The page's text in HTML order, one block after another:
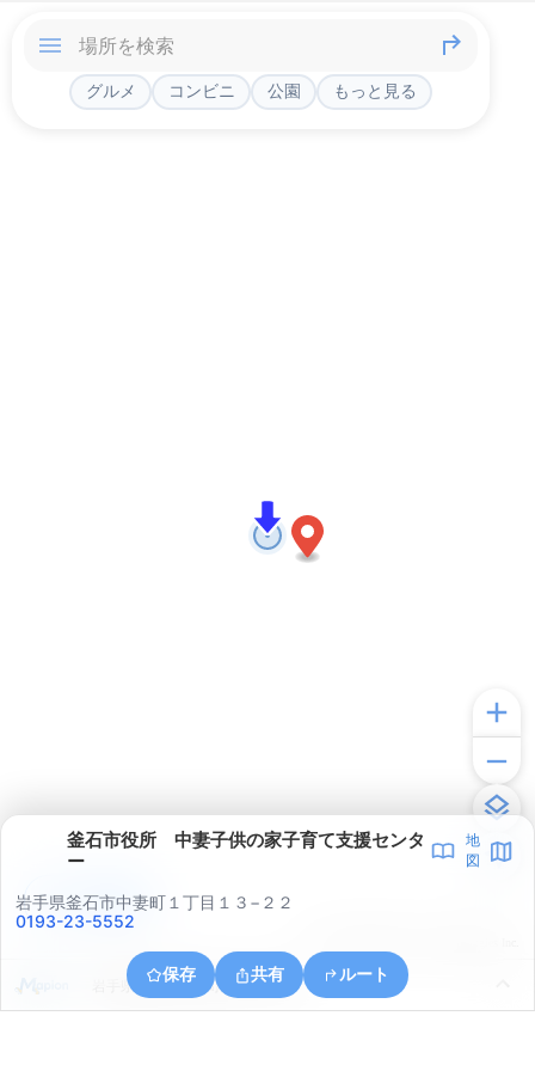
グルメ コンビニ 公園 もっと見る
釜石市役所 中妻子供の家子育て支援センタ
ー
地
図
岩手県釜石市中妻町１丁目１３−２２
0193-23-5552
保存 共有 ルート
岩手県釜石市甲子町第１４地割
アプリで見る